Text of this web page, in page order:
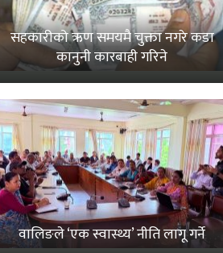
सहकारीको ऋण समयमै चुक्ता नगरे कडा
कानुनी कारबाही गरिने
वालिङले ‘एक स्वास्थ्य’ नीति लागू गर्ने